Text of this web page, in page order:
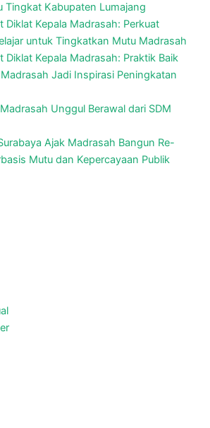
Tingkat Kabupaten Lumajang
Diklat Kepala Madrasah: Perkuat
untuk Tingkatkan Mutu Madrasah
Diklat Kepala Madrasah: Praktik Baik
Jadi Inspirasi Peningkatan
Unggul Berawal dari SDM
Ajak Madrasah Bangun Re-
Mutu dan Kepercayaan Publik